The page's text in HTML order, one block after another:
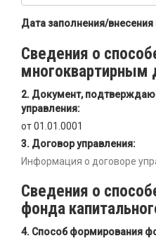
Дата заполнения/внесения
Сведения о
Документ,
управления:
от 01.01.0001
Договор управления:
Информация о договоре
Сведения о
фонда
Способ формирования